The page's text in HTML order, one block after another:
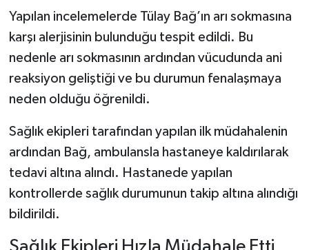
Yapılan incelemelerde Tülay Bağ’ın arı sokmasına
karşı alerjisinin bulunduğu tespit edildi. Bu
nedenle arı sokmasının ardından vücudunda ani
reaksiyon geliştiği ve bu durumun fenalaşmaya
neden olduğu öğrenildi.
Sağlık ekipleri tarafından yapılan ilk müdahalenin
ardından Bağ, ambulansla hastaneye kaldırılarak
tedavi altına alındı. Hastanede yapılan
kontrollerde sağlık durumunun takip altına alındığı
bildirildi.